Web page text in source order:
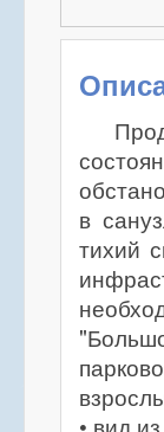
в
тихий